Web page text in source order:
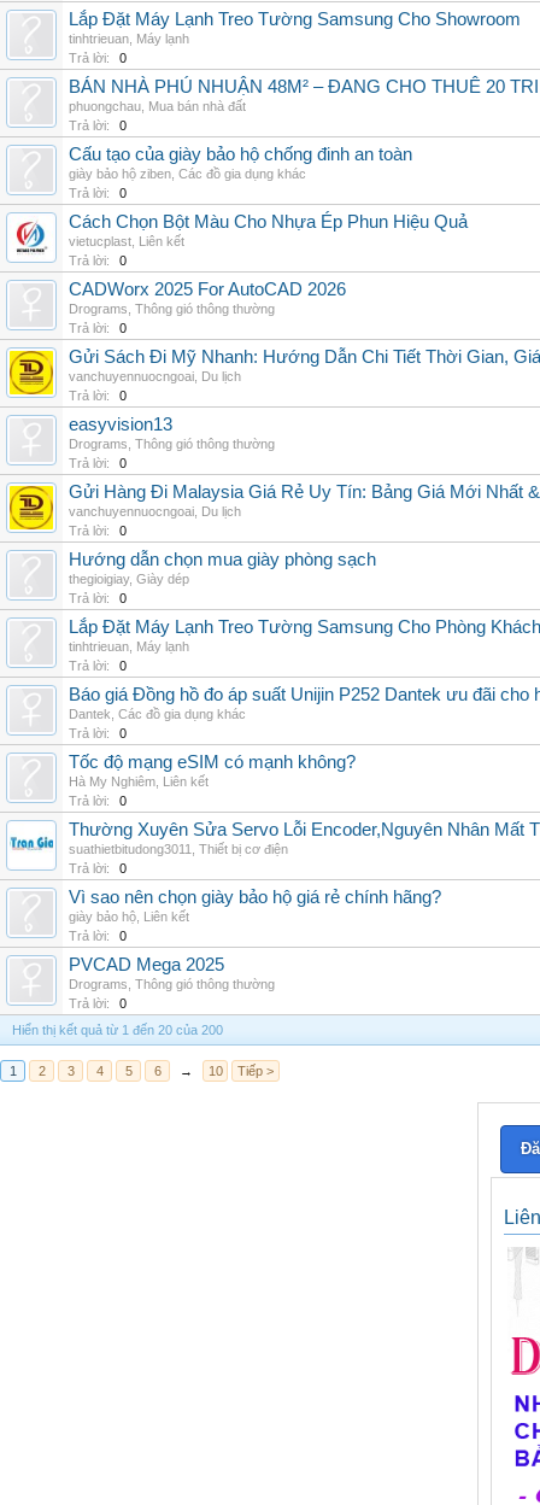
Lắp Đặt Máy Lạnh Treo Tường Samsung Cho Showroom
tinhtrieuan Máy lạnh
Trả lời:
0
BÁN NHÀ PHÚ NHUẬN 48M² – ĐANG CHO THUÊ 20
phuongchau Mua bán nhà đất
Trả lời:
0
Cấu tạo của giày bảo hộ chống đinh an toàn
giày bảo hộ ziben Các đồ gia dụng khác
Trả lời:
0
Cách Chọn Bột Màu Cho Nhựa Ép Phun Hiệu Quả
vietucplast Liên kết
Trả lời:
0
CADWorx 2025 For AutoCAD 2026
Drograms Thông gió thông thường
Trả lời:
0
Gửi Sách Đi Mỹ Nhanh: Hướng Dẫn Chi Tiết Thời Gian,
vanchuyennuocngoai Du lịch
Trả lời:
0
easyvision13
Drograms Thông gió thông thường
Trả lời:
0
Gửi Hàng Đi Malaysia Giá Rẻ Uy Tín: Bảng Giá Mới Nhất
vanchuyennuocngoai Du lịch
Trả lời:
0
Hướng dẫn chọn mua giày phòng sạch
thegioigiay, Giày dép
Trả lời:
0
Lắp Đặt Máy Lạnh Treo Tường Samsung Cho Phòng Khách
tinhtrieuan Máy lạnh
Trả lời:
0
Báo giá Đồng hồ đo áp suất Unijin P252 Dantek ưu đãi cho
Dantek Các đồ gia dụng khác
Trả lời:
0
Tốc độ mạng eSIM có mạnh không?
Hà My Nghiêm Liên kết
Trả lời:
0
Thường Xuyên Sửa Servo Lỗi Encoder,Nguyên Nhân Mất
suathietbitudong3011
Thiết bị cơ điện
Trả lời:
0
Vì sao nên chọn giày bảo hộ giá rẻ chính hãng?
giày bảo hộ Liên kết
Trả lời:
0
PVCAD Mega 2025
Drograms Thông gió thông thường
Trả lời:
0
Hiển thị kết quả từ 1 đến 20 của 200
1 2 3 4 5 6 → 10 Tiếp >